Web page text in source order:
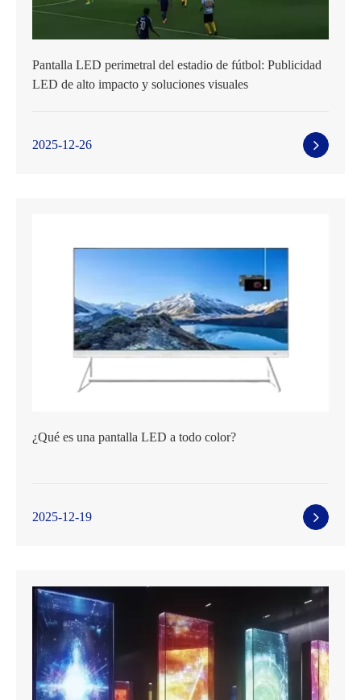
Pantalla LED perimetral del estadio de fútbol: Publicidad
LED de alto impacto y soluciones visuales
2025-12-26
¿Qué es una pantalla LED a todo color?
2025-12-19